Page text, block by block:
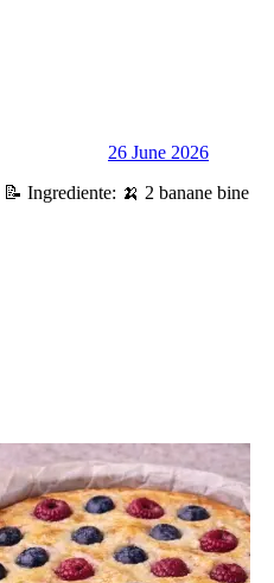
26 June 2026
Ingrediente: 🍌 2 banane bine